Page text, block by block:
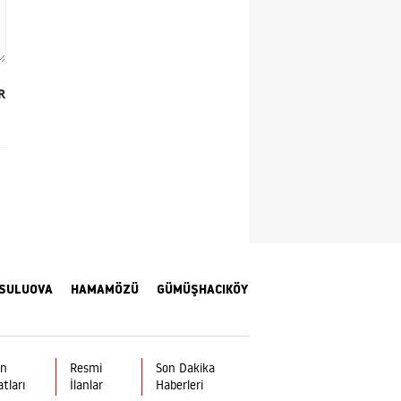
Tunceli
Uşak
Van
HAMAMÖZÜ GÜMÜŞHACIKÖY
Resmi
İlanlar
Son Dakika
Haberleri